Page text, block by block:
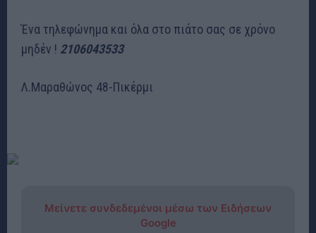
Ένα τηλεφώνημα και όλα στο πιάτο σας σε χρόνο
μηδέν ! 2106043533
Λ.Μαραθώνος 48-Πικέρμι
Μείνετε συνδεδεμένοι μέσω των Ειδήσεων
Google